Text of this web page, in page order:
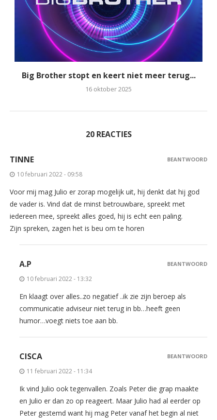
Big Brother stopt en keert niet meer terug...
16 oktober 2025
20 REACTIES
TINNE
10 februari 2022 - 09:58
Voor mij mag Julio er zorap mogelijk uit, hij denkt dat hij god
de vader is. Vind dat de minst betrouwbare, spreekt met
iedereen mee, spreekt alles goed, hij is echt een paling.
Zijn spreken, zagen het is beu om te horen
BEANTWOORD
A.P
10 februari 2022 - 13:32
En klaagt over alles..zo negatief ..ik zie zijn beroep als
communicatie adviseur niet terug in bb…heeft geen
humor…voegt niets toe aan bb.
BEANTWOORD
CISCA
11 februari 2022 - 11:34
Ik vind Julio ook tegenvallen. Zoals Peter die grap maakte
en Julio er dan zo op reageert. Maar Julio had al eerder op
Peter gestemd want hij mag Peter vanaf het begin al niet
BEANTWOORD